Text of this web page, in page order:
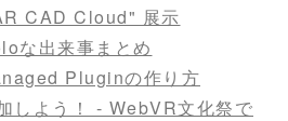
CAD Cloud" 展示
な出来事まとめ
Pluginの作り方
しよう！ - WebVR文化祭で